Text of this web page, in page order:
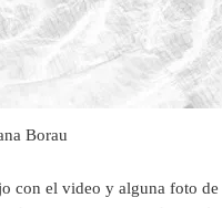
Borau
con el video y alguna foto de